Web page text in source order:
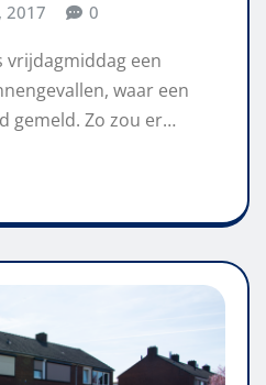
2017 0
vrijdagmiddag een
waar een
gemeld. Zo zou er…